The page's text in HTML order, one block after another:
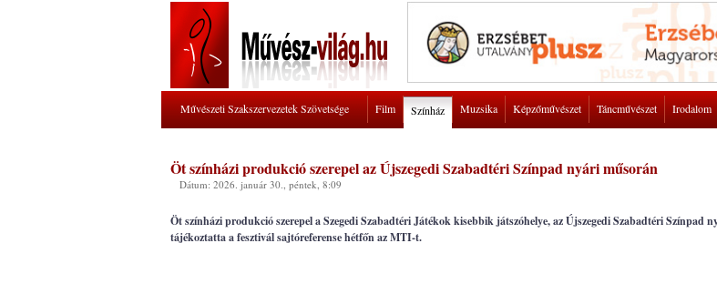
Művészeti Szakszervezetek Szövetsége Film Színház Muzsika Képzőművészet Táncművészet Irodalom
Öt színházi produkció szerepel az Újszegedi Szabadtéri Színpad nyári műsorán
Dátum: 2026. január 30., péntek, 8:09
Öt színházi produkció szerepel a Szegedi Szabadtéri Játékok kisebbik játszóhelye, az Újszegedi Szabadtéri Színpad
tájékoztatta a fesztivál sajtóreferense hétfőn az MTI-t.